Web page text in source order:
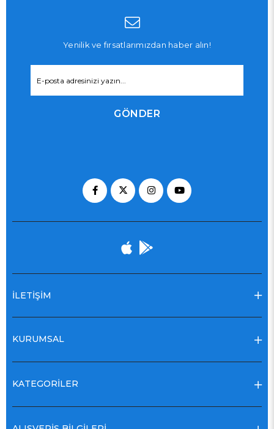
Yenilik ve fırsatlarımızdan haber alın!
GÖNDER
İLETİŞİM
KURUMSAL
KATEGORİLER